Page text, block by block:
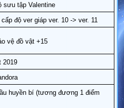
sưu tập Valentine
độ ver giáp ver. 10 -> ver. 11
vệ đồ vật +15
2019
huyền bí (tương đương 1 điểm